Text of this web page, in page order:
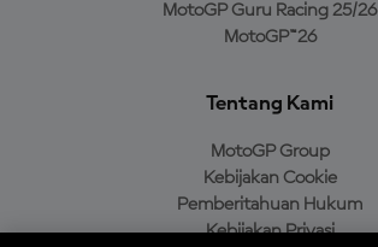
MotoGP Guru Racing 25/26
MotoGP™26
Tentang Kami
MotoGP Group
Kebijakan Cookie
Pemberitahuan Hukum
Kebijakan Privasi